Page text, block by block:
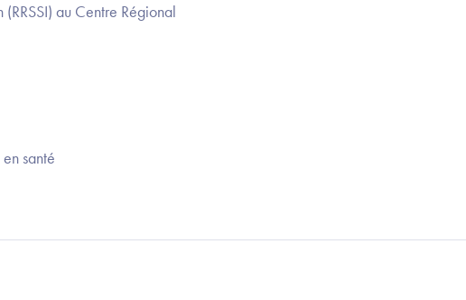
au Centre Régional
santé